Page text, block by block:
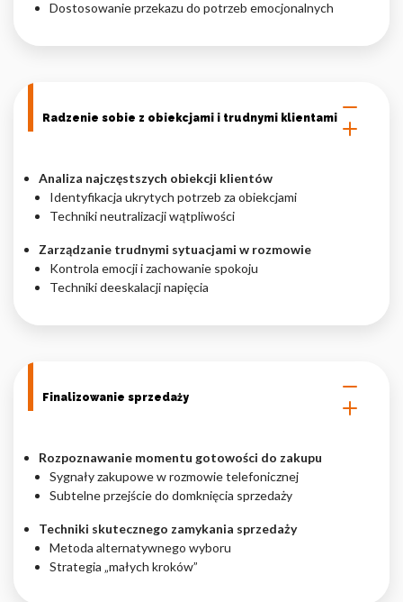
Dostosowanie przekazu do potrzeb emocjonalnych
Radzenie sobie z obiekcjami i trudnymi klientami
Analiza najczęstszych obiekcji klientów
Identyfikacja ukrytych potrzeb za obiekcjami
Techniki neutralizacji wątpliwości
Zarządzanie trudnymi sytuacjami w rozmowie
Kontrola emocji i zachowanie spokoju
Techniki deeskalacji napięcia
Finalizowanie sprzedaży
Rozpoznawanie momentu gotowości do zakupu
Sygnały zakupowe w rozmowie telefonicznej
Subtelne przejście do domknięcia sprzedaży
Techniki skutecznego zamykania sprzedaży
Metoda alternatywnego wyboru
Strategia „małych kroków”